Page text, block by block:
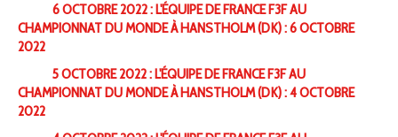
6 OCTOBRE 2022 : L'ÉQUIPE DE FRANCE F3F AU
CHAMPIONNAT DU MONDE À HANSTHOLM (DK) : 6 OCTOBRE
2022
5 OCTOBRE 2022 : L'ÉQUIPE DE FRANCE F3F AU
CHAMPIONNAT DU MONDE À HANSTHOLM (DK) : 4 OCTOBRE
2022